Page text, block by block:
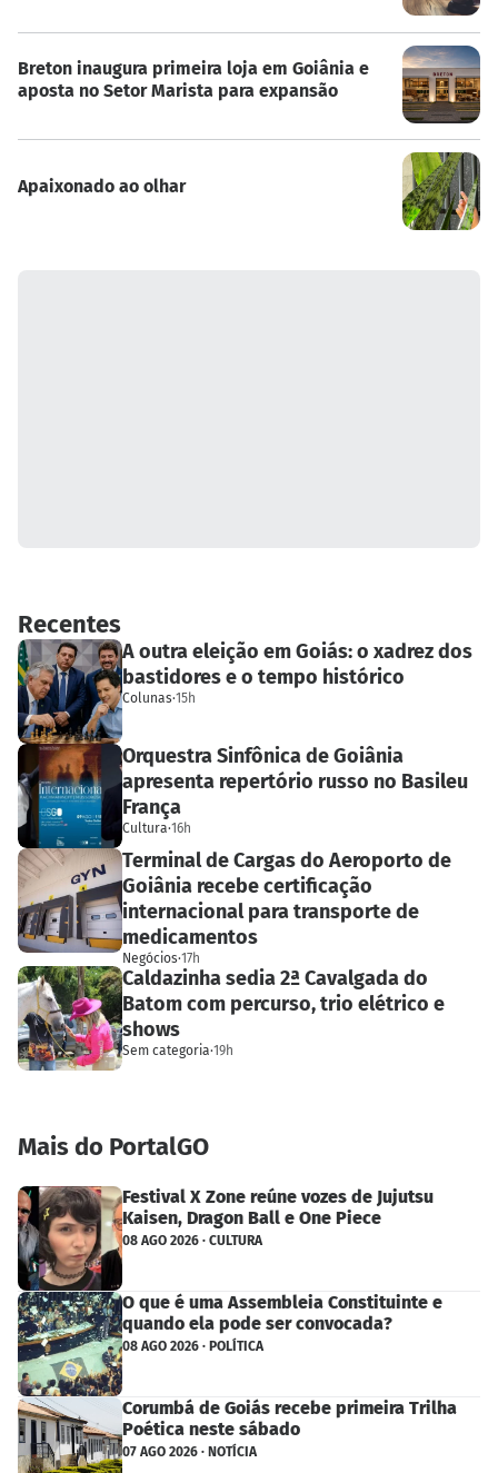
Breton inaugura primeira loja em Goiânia e
aposta no Setor Marista para expansão
Apaixonado ao olhar
Recentes
A outra eleição em Goiás: o xadrez dos
bastidores e o tempo histórico
Colunas·15h
Orquestra Sinfônica de Goiânia
apresenta repertório russo no Basileu
França
Cultura·16h
Terminal de Cargas do Aeroporto de
Goiânia recebe certificação
internacional para transporte de
medicamentos
Negócios·17h
Caldazinha sedia 2ª Cavalgada do
Batom com percurso, trio elétrico e
shows
Sem categoria·19h
Mais do PortalGO
Festival X Zone reúne vozes de Jujutsu
Kaisen, Dragon Ball e One Piece
08 AGO 2026 · CULTURA
O que é uma Assembleia Constituinte e
quando ela pode ser convocada?
08 AGO 2026 · POLÍTICA
Corumbá de Goiás recebe primeira Trilha
Poética neste sábado
07 AGO 2026 · NOTÍCIA